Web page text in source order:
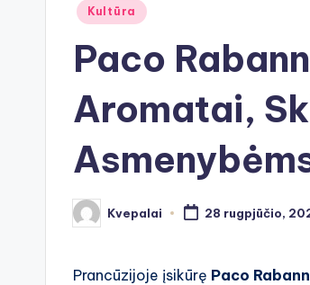
Posted
Kultūra
Paco
Aromatai,
Posted
by
Kvepalai 28 rugpjūčio,
Prancūzijoje įsikūrę Paco